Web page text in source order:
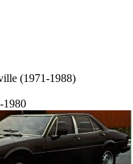
(1971-1988)
1980